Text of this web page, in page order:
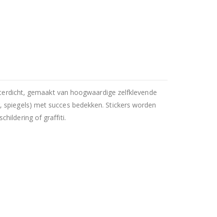
gemaakt van hoogwaardige zelfklevende
met succes bedekken. Stickers worden
of graffiti.